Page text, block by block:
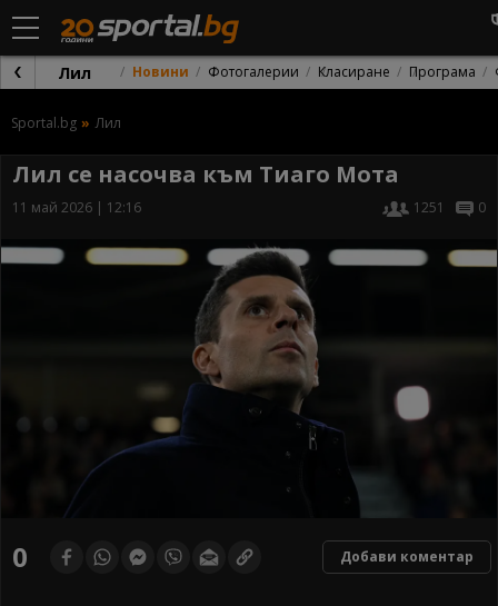
Лил Новини Фотогалерии Класиране Програма
Sportal.bg Лил
Лил се насочва към Тиаго Мота
11 май 2026 | 12:16 1251 0
0 Добави коментар